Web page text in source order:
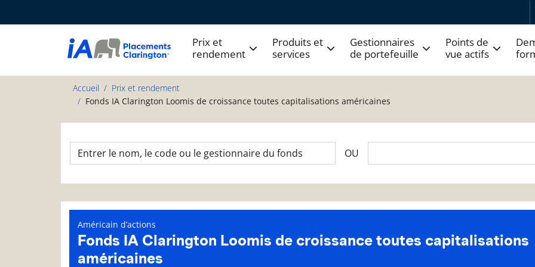
Prix et
rendement
Produits et
services
Gestionnaires
de portefeuille
Points de
vue actifs
Accueil
Prix et rendement
Fonds IA Clarington Loomis de croissance toutes capitalisations américaines
OU
Américain d’actions
Fonds IA Clarington Loomis de croissance toutes capitalisations
américaines